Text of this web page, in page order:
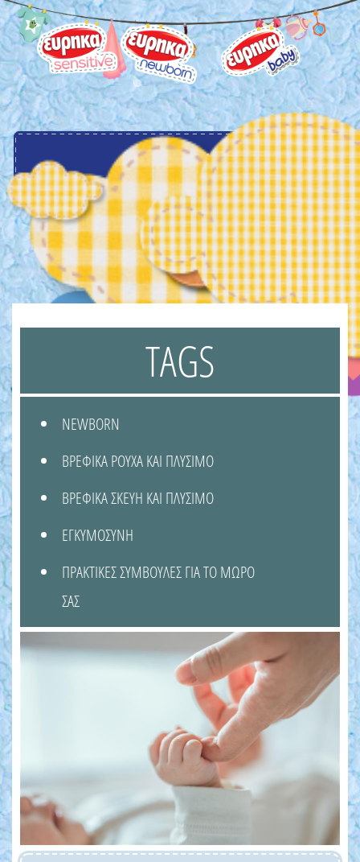
menu
TAGS
NEWBORN
ΒΡΕΦΙΚΑ ΡΟΥΧΑ ΚΑΙ ΠΛΥΣΙΜΟ
ΒΡΕΦΙΚΑ ΣΚΕΥΗ ΚΑΙ ΠΛΥΣΙΜΟ
ΕΓΚΥΜΟΣΥΝΗ
ΠΡΑΚΤΙΚΕΣ ΣΥΜΒΟΥΛΕΣ ΓΙΑ ΤΟ ΜΩΡΟ
ΣΑΣ